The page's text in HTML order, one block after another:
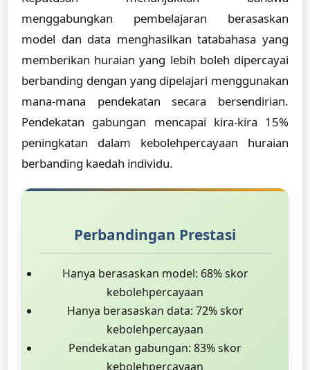
menggabungkan pembelajaran berasaskan
model dan data menghasilkan tatabahasa yang
memberikan huraian yang lebih boleh dipercayai
berbanding dengan yang dipelajari menggunakan
mana-mana pendekatan secara bersendirian.
Pendekatan gabungan mencapai kira-kira 15%
peningkatan dalam kebolehpercayaan huraian
berbanding kaedah individu.
Perbandingan Prestasi
Hanya berasaskan model: 68% skor
kebolehpercayaan
Hanya berasaskan data: 72% skor
kebolehpercayaan
Pendekatan gabungan: 83% skor
kebolehpercayaan